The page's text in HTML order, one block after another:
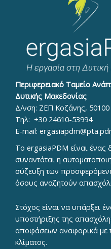
Περιφερειακό Ταμείο
Δυτικής Μακεδονίας
Δ/νση: ΖΕΠ Κοζάνης, 50100
Τηλ: +30 24610-53994
E-mail:
To ergasiaPDM είναι ένας
συναντάται η
σύζευξη των
όσους αναζητούν
Στόχος είναι να υπάρξει
υποστήριξης της
αποφάσεων αναφορικά με
κλίματος.